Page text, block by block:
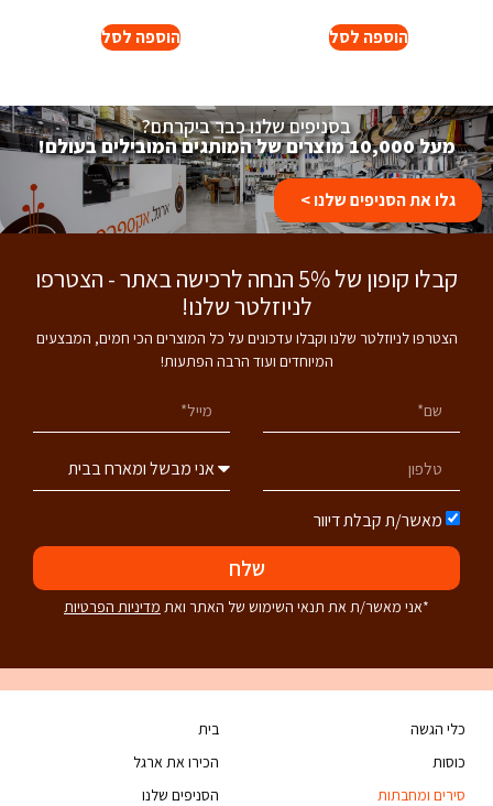
הוספה לסל הוספה לסל
בסניפים שלנו כבר ביקרתם?
מעל 10,000 מוצרים של המותגים המובילים בעולם!
גלו את הסניפים שלנו >
קבלו קופון של 5% הנחה לרכישה באתר - הצטרפו
לניוזלטר שלנו!
הצטרפו לניוזלטר שלנו וקבלו עדכונים על כל המוצרים הכי חמים, המבצעים
המיוחדים ועוד הרבה הפתעות!
מאשר/ת קבלת דיוור
שלח
*אני מאשר/ת את תנאי השימוש של האתר ואת מדיניות הפרטיות
כלי הגשה
כוסות
סירים ומחבתות
בית
הכירו את ארגל
הסניפים שלנו